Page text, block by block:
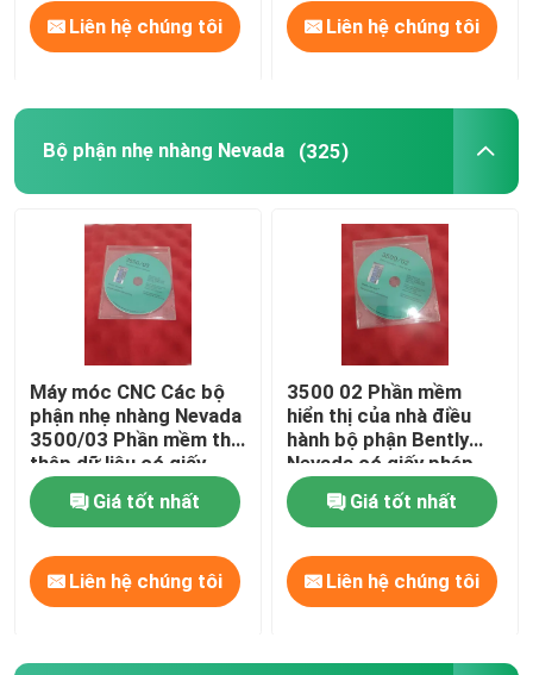
Phụ tùng điện Schneider
Westinghouse ovation
Mô-đun Yokogawa
Mô-đun Bachmann
PLC Hima
Mô-đun Siemens
Phụ tùng DCS
Liên hệ chúng tôi Liên hệ chúng tôi
Bộ phận nhẹ nhàng Nevada (325)
Máy móc CNC Các bộ
phận nhẹ nhàng Nevada
3500/03 Phần mềm thu
thập dữ liệu có giấy
phép liên quan
Giá tốt nhất
Liên hệ chúng tôi
3500 02 Phần mềm
hiển thị của nhà điều
hành bộ phận Bently
Nevada có giấy phép
liên quan
Giá tốt nhất
Liên hệ chúng tôi